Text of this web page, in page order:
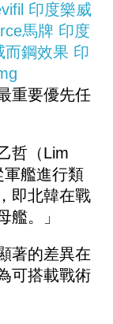
印度樂威
馬牌 印度
而鋼效果 印
重要優先任
哲（Lim
軍艦進行類
即北韓在戰
艦。」
著的差異在
可搭載戰術